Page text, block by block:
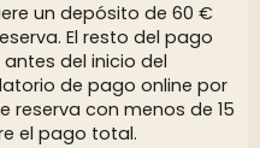
un depósito de 60 €
El resto del pago
del inicio del
de pago online por
reserva con menos de 15
el pago total.